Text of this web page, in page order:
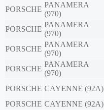
PORSCHE
PANAMERA
(970)
PORSCHE
PANAMERA
(970)
PORSCHE
PANAMERA
(970)
PORSCHE
PANAMERA
(970)
PORSCHE CAYENNE (92A)
PORSCHE CAYENNE (92A)